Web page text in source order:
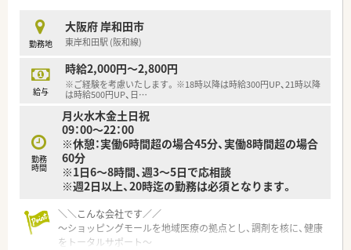
安心してご就業開始可能です。
■風通しの良い環境
新卒からベテラン薬剤師と、
幅広い年齢層の方が活躍しています。
また男女比も半々で風通しよく学びあえる環境です。
＼スキルアップも大切にしています★／
■地域と人を結ぶ「健康教室」の開催
社外から講師を招き、地域の皆様へ
予防医療の講座を実施しています。
■学会発表と調剤過誤防止研究会
調剤過誤防止については「研究会報」として
全社共有しています。
勤務地
大阪府 岸和田市
東岸和田駅 (阪和線)
給与
時給2,000円～2,800円
※ご経験を考慮いたします。 ※18時以降は時給300円UP、21時以降
は時給500円UP、日…
勤務
時間
月火水木金土日祝
09：00～22：00
※休憩：実働6時間超の場合45分、実働8時間超の場合
60分
※1日6～8時間、週3～5日で応相談
※週2日以上、20時迄の勤務は必須となります。
＼＼こんな会社です／／
～ショッピングモールを地域医療の拠点とし、調剤を核に、健康
をトータルサポート～